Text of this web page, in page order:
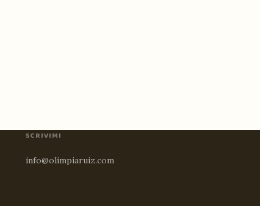
SCRIVIMI
info@olimpiaruiz.com